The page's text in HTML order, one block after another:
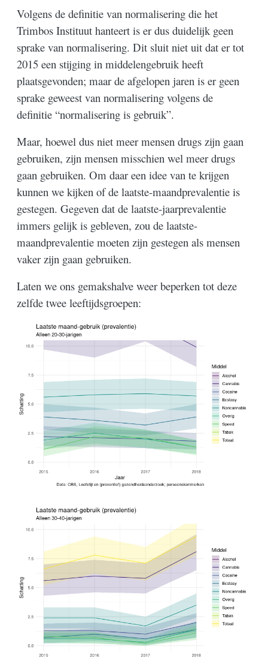
Volgens de definitie van normalisering die het
Trimbos Instituut hanteert is er dus duidelijk geen
sprake van normalisering. Dit sluit niet uit dat er tot
2015 een stijging in middelengebruik heeft
plaatsgevonden; maar de afgelopen jaren is er geen
sprake geweest van normalisering volgens de
definitie “normalisering is gebruik”.
Maar, hoewel dus niet meer mensen drugs zijn gaan
gebruiken, zijn mensen misschien wel meer drugs
gaan gebruiken. Om daar een idee van te krijgen
kunnen we kijken of de laatste-maandprevalentie is
gestegen. Gegeven dat de laatste-jaarprevalentie
immers gelijk is gebleven, zou de laatste-
maandprevalentie moeten zijn gestegen als mensen
vaker zijn gaan gebruiken.
Laten we ons gemakshalve weer beperken tot deze
zelfde twee leeftijdsgroepen: